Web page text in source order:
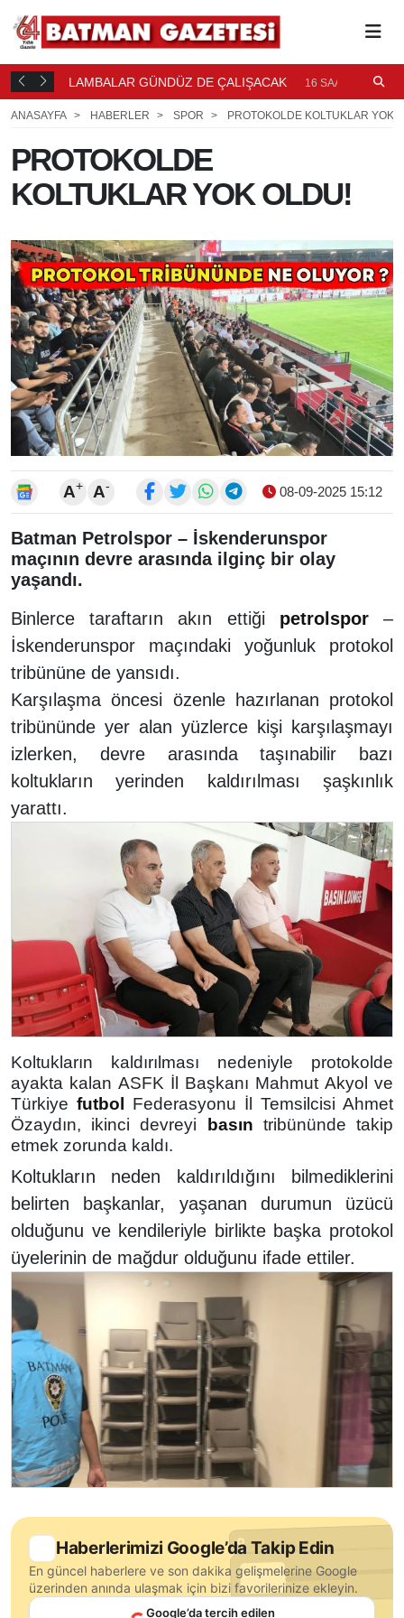
LAMBALAR GÜNDÜZ DE ÇALIŞACAK 16 SAAT ÖNCE
ANASAYFA HABERLER SPOR PROTOKOLDE KOLTUKLAR YOK
PROTOKOLDE
KOLTUKLAR YOK OLDU!
A+ A- 08-09-2025 15:12
Batman Petrolspor – İskenderunspor
maçının devre arasında ilginç bir olay
yaşandı.
Binlerce taraftarın akın ettiği petrolspor–
İskenderunspor maçındaki yoğunluk protokol
tribününe de yansıdı.
Karşılaşma öncesi özenle hazırlanan protokol
tribününde yer alan yüzlerce kişi karşılaşmayı
izlerken, devre arasında taşınabilir bazı
koltukların yerinden kaldırılması şaşkınlık
yarattı.
Koltukların kaldırılması nedeniyle protokolde
ayakta kalan ASFK İl Başkanı Mahmut Akyol ve
Türkiye futbol
Federasyonu İl Temsilcisi Ahmet
Özaydın, ikinci devreyi
basın tribününde takip
etmek zorunda kaldı.
Koltukların neden kaldırıldığını bilmediklerini
belirten başkanlar, yaşanan durumun üzücü
olduğunu ve kendileriyle birlikte başka protokol
üyelerinin de mağdur olduğunu ifade ettiler.
Haberlerimizi Google’da Takip Edin
En güncel haberlere ve son dakika gelişmelerine Google
üzerinden anında ulaşmak için bizi favorilerinize ekleyin.
Google’da tercih edilen